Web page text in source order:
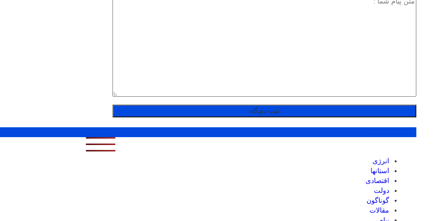
انرژی
استانها
اقتصادی
دولت
گوناگون
مقالات